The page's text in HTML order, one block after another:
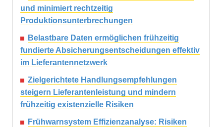
und minimiert rechtzeitig
Produktionsunterbrechungen
Belastbare Daten ermöglichen frühzeitig
fundierte Absicherungsentscheidungen effektiv
im Lieferantennetzwerk
Zielgerichtete Handlungsempfehlungen
steigern Lieferantenleistung und mindern
frühzeitig existenzielle Risiken
Frühwarnsystem Effizienzanalyse: Risiken